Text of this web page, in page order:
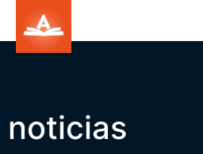
noticias